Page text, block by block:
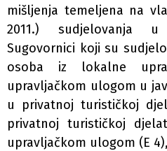
mišljenja temeljena na
2011.) sudjelovanja
Sugovornici koji su
osoba iz lokalne
upravljačkom ulogom u
u privatnoj turističkoj
privatnoj turističkoj
upravljačkom ulogom (E